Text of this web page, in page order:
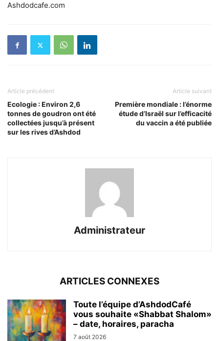
Ashdodcafe.com
Article précédent
Ecologie : Environ 2,6
tonnes de goudron ont été
collectées jusqu’à présent
sur les rives d’Ashdod
Article suivant
Première mondiale : l’énorme
étude d’Israël sur l’efficacité
du vaccin a été publiée
Administrateur
ARTICLES CONNEXES
Toute l’équipe d’AshdodCafé
vous souhaite «Shabbat Shalom»
– date, horaires, paracha
7 août 2026